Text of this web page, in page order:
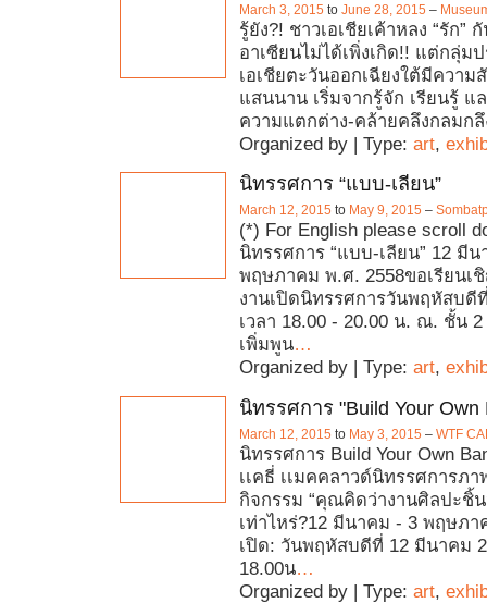
March 3, 2015 to June 28, 2015 –
รู้ยัง?! ชาวเอเชียเค้าหลง “รัก”
อาเซียนไม่ได้เพิ่งเกิด!! แต่กลุ่ม
เอเชียตะวันออกเฉียงใต้มีควา
แสนนาน เริ่มจากรู้จัก เรียนรู้ แ
ความแตกต่าง-คล้ายคลึงกลมกลึ
Organized by | Type: art,
นิทรรศการ “แบบ-เลียน”
March 12, 2015 to May 9, 2015 –
(*) For English please scroll
นิทรรศการ “แบบ-เลียน” 12 มี
พฤษภาคม พ.ศ. 2558ขอเรียนเ
งานเปิดนิทรรศการวันพฤหัสบดี
เวลา 18.00 - 20.00 น. ณ. ชั้น
เพิ่มพูน…
Organized by | Type: art,
นิทรรศการ "Build Your Own
March 12, 2015 to May 3, 2015 – WTF
นิทรรศการ Build Your Own
เเคธี่ เเมคคลาวด์นิทรรศการภา
กิจกรรม “คุณคิดว่างานศิลปะชิ้
เท่าไหร่?12 มีนาคม - 3 พฤษภา
เปิด: วันพฤหัสบดีที่ 12 มีนาคม
18.00น…
Organized by | Type: art,